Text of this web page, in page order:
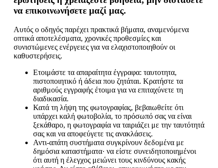
να επικοινωνήσετε μαζί μας.
Αυτός ο οδηγός παρέχει πρακτικά βήματα, αναμενόμενα
οπτικά αποτελέσματα, χρονικές προθεσμίες και
συνιστώμενες ενέργειες για να ελαχιστοποιηθούν οι
καθυστερήσεις.
Ετοιμάστε τα απαραίτητα έγγραφα: ταυτοτητα,
πιστοποιητικό ή άδεια που ζητάται. Κρατήστε τα
αριθμούς εγγραφής έτοιμα για να επιταχύνετε τη
διαδικασία.
Κατά τη λήψη της φωτογραφίας, βεβαιωθείτε ότι
υπάρχει καλή φωτοβολία, το πρόσωπό σας να είναι
ξεκάθαρο, η φωτογραφία να ταιριάζει με την ταυτότητά
σας και να αποφεύγετε τις ανακλάσεις.
Αντι-απάτη συστήματα συγκρίνουν δεδομένα με
δημόσια καταστήματα· να είστε συνειδητοποιημένοι
ότι αυτή η έλεγχος μειώνει τους κινδύνους κακής